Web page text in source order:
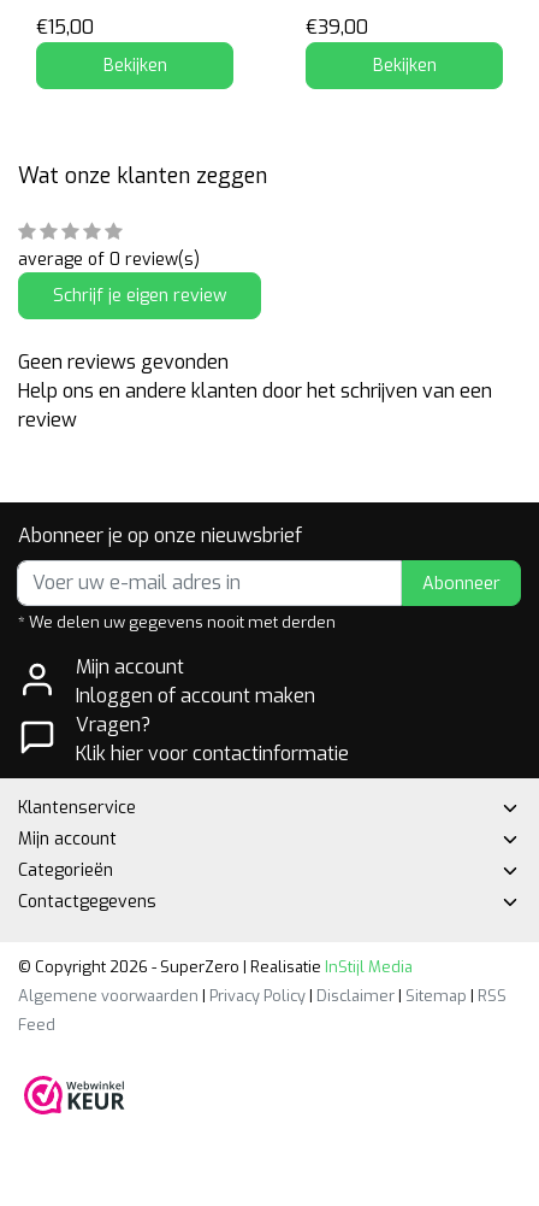
€15,00
Bekijken
€39,00
Bekijken
Wat onze klanten zeggen
average of 0 review(s)
Schrijf je eigen review
Geen reviews gevonden
Help ons en andere klanten door het schrijven van een
review
Abonneer je op onze nieuwsbrief
Abonneer
* We delen uw gegevens nooit met derden
Mijn account
Inloggen of account maken
Vragen?
Klik hier voor contactinformatie
Klantenservice
Mijn account
Categorieën
Contactgegevens
© Copyright 2026 - SuperZero | Realisatie InStijl Media
Algemene voorwaarden | Privacy Policy| Disclaimer| Sitemap | RSS
Feed